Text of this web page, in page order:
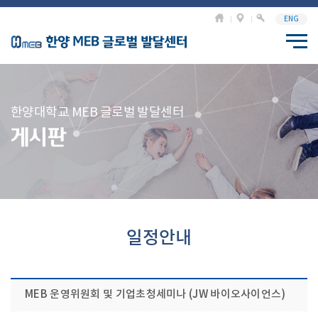
ENG
한양대학교 MEB 글로벌 발달센터
게시판
일정안내
MEB 운영위원회 및 기업초청세미나 (JW 바이오사이언스)